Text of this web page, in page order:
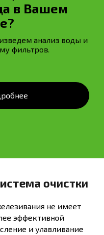
в Вашем
анализ воды и
фильтров.
очистки
не имеет
эффективной
и улавливание